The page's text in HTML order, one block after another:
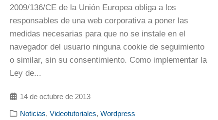
2009/136/CE de la Unión Europea obliga a los
responsables de una web corporativa a poner las
medidas necesarias para que no se instale en el
navegador del usuario ninguna cookie de seguimiento
o similar, sin su consentimiento. Como implementar la
Ley de...
14 de octubre de 2013
Noticias,Videotutoriales,Wordpress